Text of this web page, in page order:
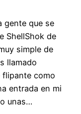
gente que se
ShellShok de
simple de
llamado
flipante como
entrada en mi
unas…